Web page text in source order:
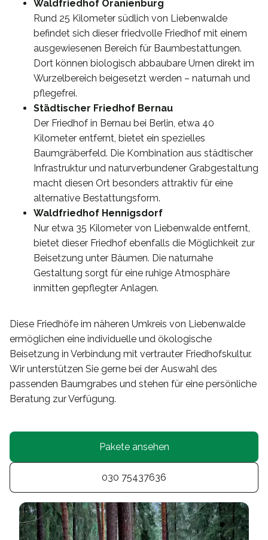
Waldfriedhof Oranienburg
Rund 25 Kilometer südlich von Liebenwalde
befindet sich dieser friedvolle Friedhof mit einem
ausgewiesenen Bereich für Baumbestattungen.
Dort können biologisch abbaubare Urnen direkt im
Wurzelbereich beigesetzt werden – naturnah und
pflegefrei.
Städtischer Friedhof Bernau
Der Friedhof in Bernau bei Berlin, etwa 40
Kilometer entfernt, bietet ein spezielles
Baumgräberfeld. Die Kombination aus städtischer
Infrastruktur und naturverbundener Grabgestaltung
macht diesen Ort besonders attraktiv für eine
alternative Bestattungsform.
Waldfriedhof Hennigsdorf
Nur etwa 35 Kilometer von Liebenwalde entfernt,
bietet dieser Friedhof ebenfalls die Möglichkeit zur
Beisetzung unter Bäumen. Die naturnahe
Gestaltung sorgt für eine ruhige Atmosphäre
inmitten gepflegter Anlagen.
Diese Friedhöfe im näheren Umkreis von Liebenwalde
ermöglichen eine individuelle und ökologische
Beisetzung in Verbindung mit vertrauter Friedhofskultur.
Wir unterstützen Sie gerne bei der Auswahl des
passenden Baumgrabes und stehen für eine persönliche
Beratung zur Verfügung.
Pakete ansehen
030 75437636